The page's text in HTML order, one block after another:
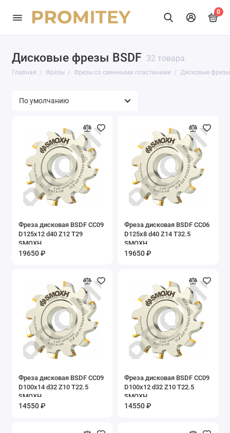
0
Дисковые фрезы BSDF 32 товара
Главная Фрезы Фрезы со сменными пластинами Дисковые фрезы
Фреза дисковая BSDF CC09
D125x12 d40 Z12 T29
SMOXH
19650 ₽
Фреза дисковая BSDF CC06
D125x8 d40 Z14 T32.5
SMOXH
19650 ₽
Фреза дисковая BSDF CC09
D100x14 d32 Z10 T22.5
SMOXH
14550 ₽
Фреза дисковая BSDF CC09
D100x12 d32 Z10 T22.5
SMOXH
14550 ₽